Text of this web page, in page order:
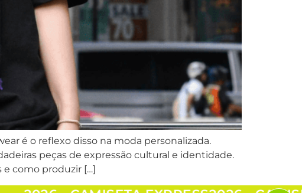
é o reflexo disso na moda personalizada.
peças de expressão cultural e identidade.
e como produzir […]